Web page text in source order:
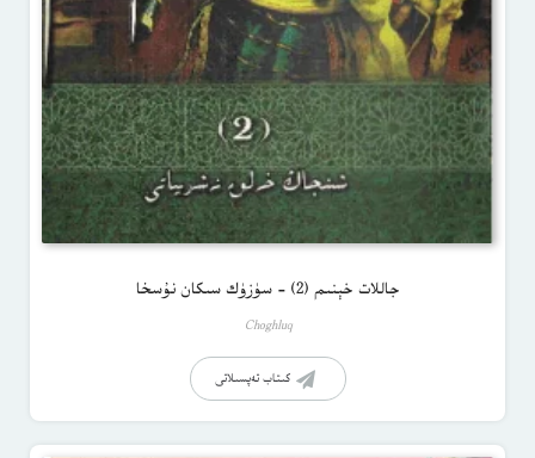
جاللات خېنىم (2) – سۈزۈك سىكان نۇسخا
Choghluq
كىتاب تەپسىلاتى